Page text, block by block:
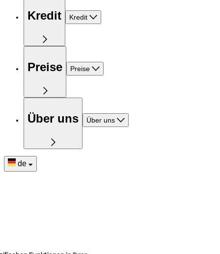
Kredit Kredit
Preise Preise
Über uns Über uns
de